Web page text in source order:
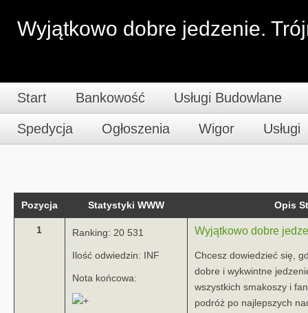
Wyjątkowo dobre jedzenie.
Start Bankowość Usługi Budowlane
Spedycja Ogłoszenia Wigor Usługi
Pozycja Statystyki WWW Opis
1 Ranking: 20 531
Ilość odwiedzin: INF
Nota końcowa:
Wyjątkowo dobre
Chcesz dowiedzieć się,
dobre i wykwintne
wszystkich smakoszy i
podróż po najlepszych